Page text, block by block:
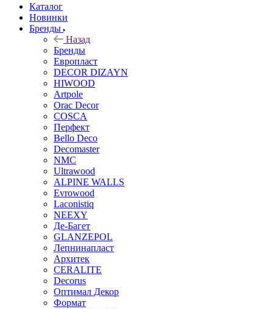
Каталог
Новинки
Бренды
Назад
Бренды
Европласт
DECOR DIZAYN
HIWOOD
Artpole
Orac Decor
COSCA
Перфект
Bello Deco
Decomaster
NMС
Ultrawood
ALPINE WALLS
Evrowood
Laconistiq
NEEXY
Де-Багет
GLANZEPOL
Лепнинапласт
Архитек
CERALITE
Decorus
Оптимал Декор
Формат